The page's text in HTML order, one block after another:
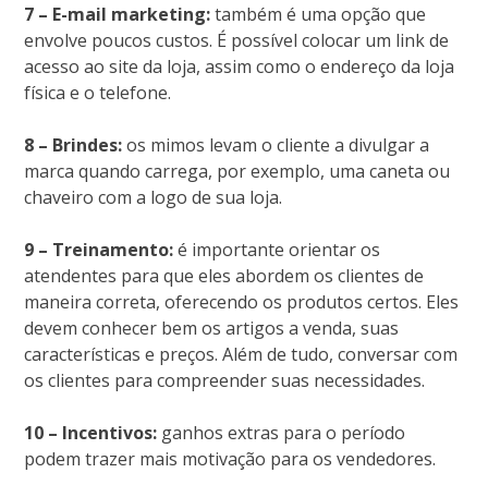
7 – E-mail marketing:também é uma opção que
envolve poucos custos. É possível colocar um link de
acesso ao site da loja, assim como o endereço da loja
física e o telefone.
8 – Brindes:os mimos levam o cliente a divulgar a
marca quando carrega, por exemplo, uma caneta ou
chaveiro com a logo de sua loja.
9 – Treinamento:é importante orientar os
atendentes para que eles abordem os clientes de
maneira correta, oferecendo os produtos certos. Eles
devem conhecer bem os artigos a venda, suas
características e preços. Além de tudo, conversar com
os clientes para compreender suas necessidades.
10 – Incentivos: ganhos extras para o período
podem trazer mais motivação para os vendedores.